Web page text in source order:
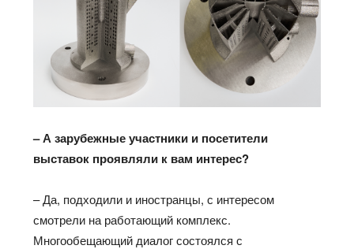
– А зарубежные участники и посетители
выставок проявляли к вам интерес?
– Да, подходили и иностранцы, с интересом
смотрели на работающий комплекс.
Многообещающий диалог состоялся с